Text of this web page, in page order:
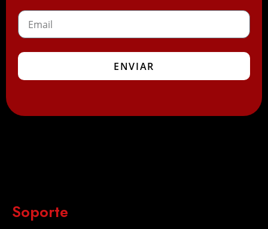
ENVIAR
Soporte